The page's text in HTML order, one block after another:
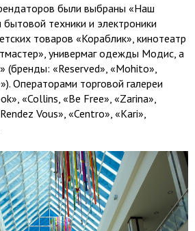
были выбраны «Наш
бытовой техники и электроники
товаров «Кораблик», кинотеатр
универмаг одежды Модис, а
(бренды: «Reserved», «Mohito»,
Операторами торговой галереи
«Collins, «Be Free», «Zarina»,
Vous», «Centro», «Kari»,